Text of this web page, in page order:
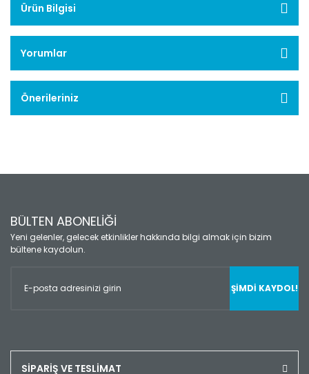
Ürün Bilgisi
Yorumlar
Önerileriniz
BÜLTEN ABONELİĞİ
Yeni gelenler, gelecek etkinlikler hakkında bilgi almak için bizim
bültene kaydolun.
ŞİMDİ KAYDOL!
SİPARİŞ VE TESLİMAT